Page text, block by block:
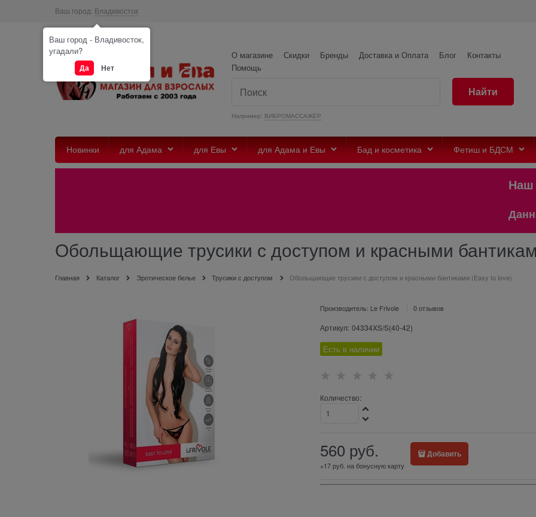
Ваш город: Владивосток
О магазине Скидки Бренды Доставка и Оплата Блог
Контакты
Помощь
Например: ВИБРОМАССАЖЕР
Найти
Новинки для Адама для Евы для Адама и Евы Бад и косметика Фетиш и БДСМ
Наш
Данный
Обольщающие трусики с доступом и красными
Главная Каталог Эротическое белье Трусики с доступом Обольщающие трусики с доступом и красными бантиками (Easy to love)
Производитель: Le Frivole 0 отзывов
Артикул: 04334XS/S(40-42)
Есть в наличии
Количество:
560 руб.
+17 руб. на бонусную карту
Добавить
Ваш город - Владивосток,
угадали?
Да Нет